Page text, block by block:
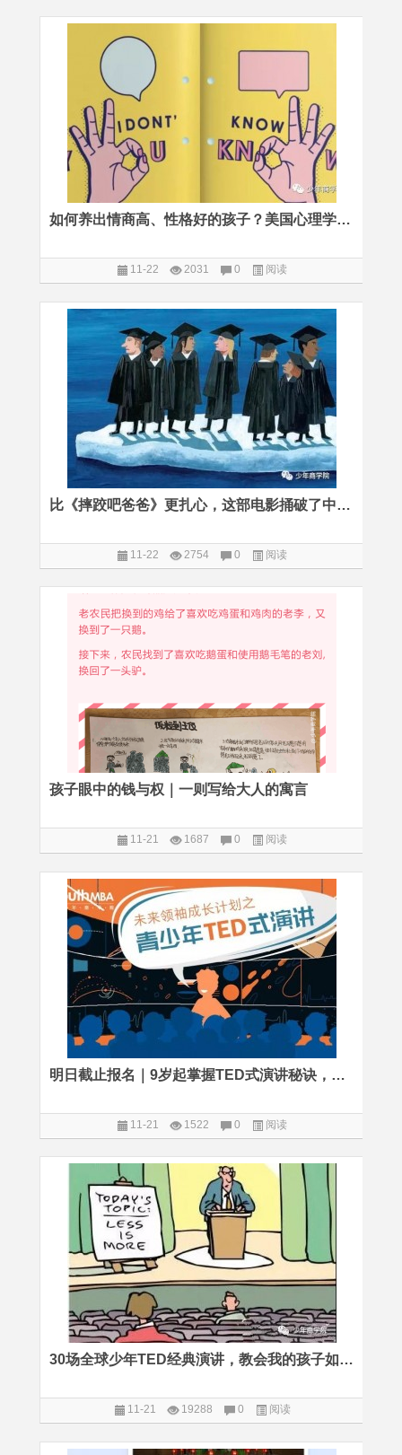
如何养出情商高、性格好的孩子？美国心理学博士的三个建议
11-22 2031 0 阅读
比《摔跤吧爸爸》更扎心，这部电影捅破了中产阶级的择校焦虑
11-22 2754 0 阅读
孩子眼中的钱与权｜一则写给大人的寓言
11-21 1687 0 阅读
明日截止报名｜9岁起掌握TED式演讲秘诀，系统提升表达力
11-21 1522 0 阅读
30场全球少年TED经典演讲，教会我的孩子如何谈吐不俗气场强
11-21 19288 0 阅读